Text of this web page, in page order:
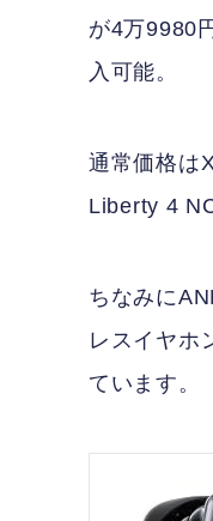
が4万9980
入可能。
通常価格は
Liberty 4
ちなみに
レスイヤホ
ています。